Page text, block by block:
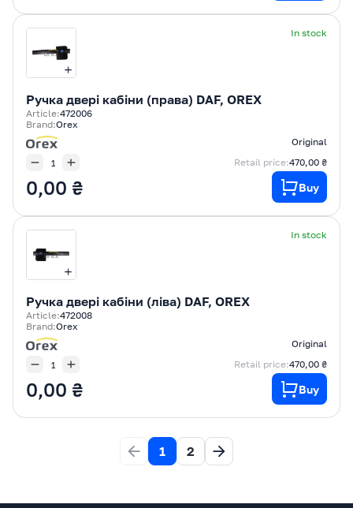
In stock
Ручка двері кабіни (права) DAF, OREX
Article:472006
Brand:Orex
Original
Retail price:470,00 ₴
0,00 ₴ Buy
In stock
Ручка двері кабіни (ліва) DAF, OREX
Article:472008
Brand:Orex
Original
Retail price:470,00 ₴
0,00 ₴ Buy
1 2